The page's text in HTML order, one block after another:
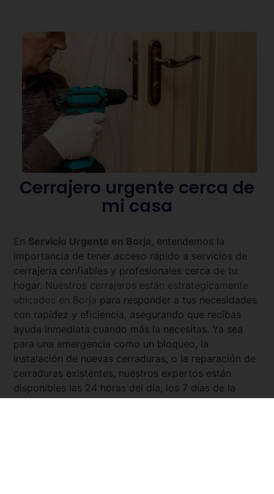
Cerrajero urgente cerca de
mi casa
En Servicio Urgente en Borja , entendemos la
importancia de tener acceso rápido a servicios de
cerrajería confiables y profesionales cerca de tu
hogar. Nuestros cerrajeros están estratégicamente
ubicados en Borja para responder a tus necesidades
con rapidez y eficiencia, asegurando que recibas
ayuda inmediata cuando más la necesitas. Ya sea
para una emergencia como un bloqueo, la
instalación de nuevas cerraduras, o la reparación de
cerraduras existentes, nuestros expertos están
disponibles las 24 horas del día, los 7 días de la
semana. ConServicio Urgente, tienes la tranquilidad